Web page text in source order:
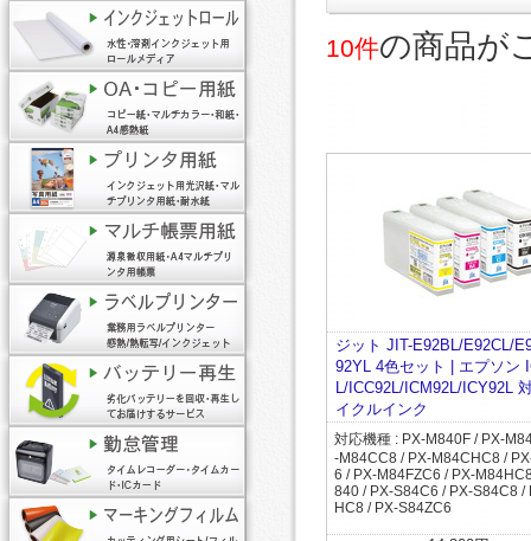
10件の商品が
ジット JIT-E92BL/E92CL/
92YL 4色セット | エプソン
L/ICC92L/ICM92L/ICY92L
イクルインク
対応機種 : PX-M840F / PX-
-M84CC8 / PX-M84CHC8 /
6 / PX-M84FZC6 / PX-
840 / PX-S84C6 / PX-S84C8 /
HC8 / PX-S84ZC6